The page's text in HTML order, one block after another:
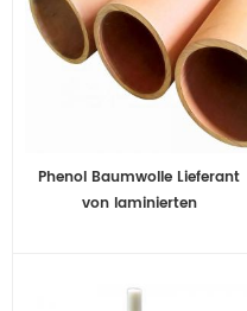
Phenol Baumwolle Lieferant
von laminierten